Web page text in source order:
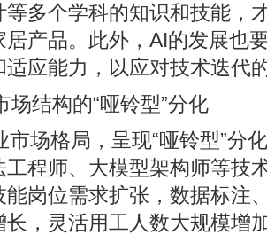
等多个学科的知识和技能，
居产品。此外，AI的发展也
适应能力，以应对技术迭代
场结构的“哑铃型”分化
市场格局，呈现“哑铃型”分
工程师、大模型架构师等技
能岗位需求扩张，数据标注
长，灵活用工人数大规模增